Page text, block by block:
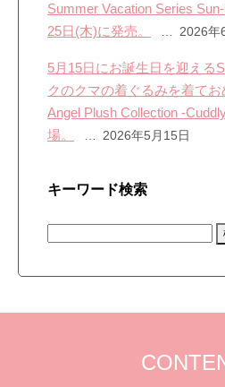
Summer Vacation Series
25日(木)に発売。
2026年
5月15日にお誕生日を迎える
クのクマの着ぐるみを着て
Angel Plush Collection -
場。
2026年5月15日
キーワード検索